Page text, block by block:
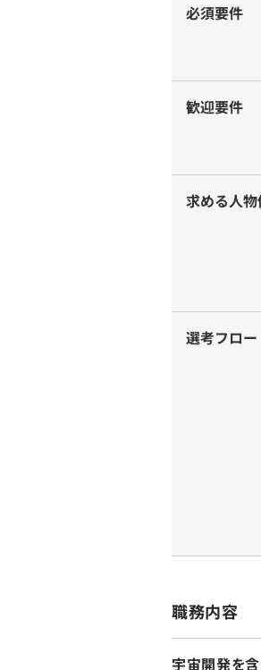
必須要件
歓迎要件
求める人
選考フロー
職務内容
宇宙開発を